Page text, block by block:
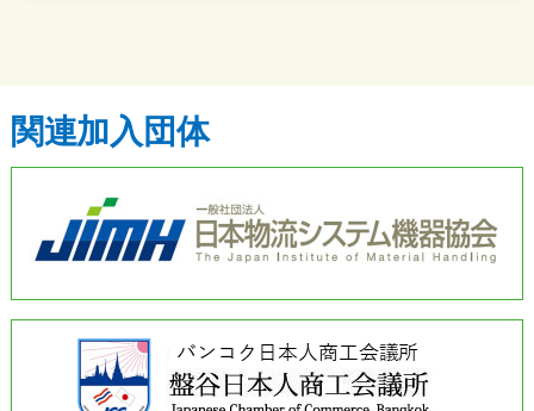
関連加入団体